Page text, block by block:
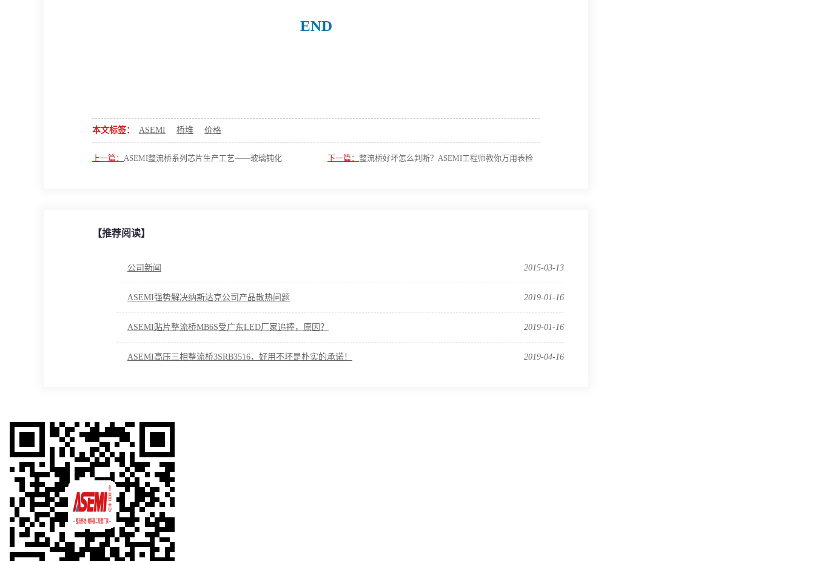
END
本文标签： ASEMI 桥堆 价格
上一篇： ASEMI整流桥系列芯片生产工艺——玻璃钝化 下一篇： 整流桥好坏怎么判断？ASEMI工程师教你万用表检
【推荐阅读】
2015-03-13
公司新闻
2019-01-16
ASEMI强势解决纳斯达克公司产品散热问题
2019-01-16
ASEMI贴片整流桥MB6S受广东LED厂家追捧，原因？
2019-04-16
ASEMI高压三相整流桥3SRB3516，好用不坏是朴实的承诺！